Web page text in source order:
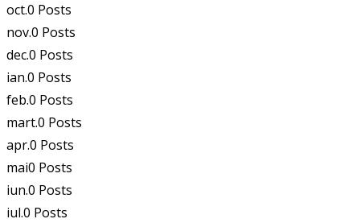
oct.0 Posts
nov.0 Posts
dec.0 Posts
ian.0 Posts
feb.0 Posts
mart.0 Posts
apr.0 Posts
mai0 Posts
iun.0 Posts
iul.0 Posts